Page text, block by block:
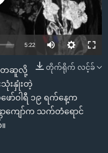
5:22
တိုက်ရိုက် လင့်ခ်
င်တဆူလို့
သုံးနှုံးတဲ့
ဖော်ဝါရီ ၁၉ ရက်နေ့က
ကျော်က သက်တံရောင်